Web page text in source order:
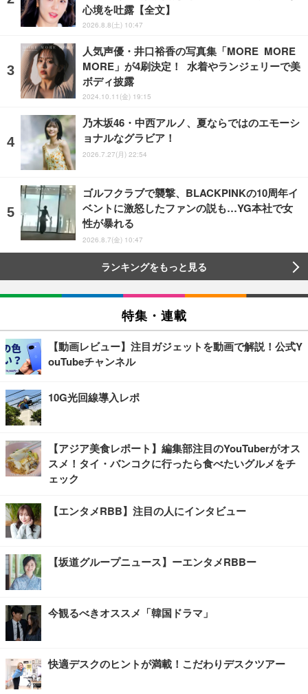
心境を吐露【全文】
2026.8.8(土) 10:47
人気声優・井口裕香の写真集「MORE MORE
MORE」が4刷決定！ 水着やランジェリーで美
ボディ披露
2024.10.11(金) 19:15
乃木坂46・中西アルノ、夏ならではのエモーシ
ョナルなグラビア！
2026.7.27(月) 22:54
ゴルフクラブで襲撃、BLACKPINKの10周年イ
ベントに激怒したファンの説も…YG本社で女
性が暴れる
2026.8.7(金) 10:47
ランキングをもっと見る
特集・連載
【動画レビュー】注目ガジェットを動画で解説！公式Y
ouTubeチャンネル
10G光回線導入レポ
【アジア美食レポート】編集部注目のYouTuberがオス
スメ！タイ・バンコクに行ったら食べたいグルメをチ
ェック
【エンタメRBB】注目の人にインタビュー
【坂道グループニュース】ーエンタメRBBー
今観るべきオススメ「韓国ドラマ」
快適デスクのヒントが満載！こだわりデスクツアー